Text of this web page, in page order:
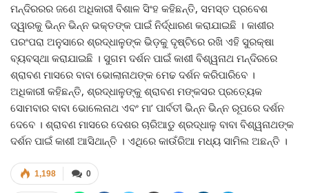
ମନ୍ଦିରରର ଜଣେ ଅଧିକାରୀ ବିଶାଳ ସିଂହ କହିଛନ୍ତି, ସମସ୍ତ ପ୍ରବେଶ
ଦ୍ୱାରକୁ ଭିନ୍ନ ଭିନ୍ନ ଭକ୍ତଙ୍କ ପାଇଁ ନିର୍ଦ୍ଧାରଣ କରାଯାଇଛି । କାଶୀର
ପରଂପରା ଅନୁସାରେ ଶ୍ରଦ୍ଧାଳୁଙ୍କ ଭିଡ଼କୁ ଦୃଷ୍ଟିରେ ରଖି ଏହି ସୁରକ୍ଷା
ବ୍ୟବସ୍ଥା କରାଯାଇଛି । ସୁଗମ ଦର୍ଶନ ପାଇଁ କାଶୀ ବିଶ୍ୱନାଥ ମନ୍ଦିରରେ
ଶ୍ରାବଣ ମାସରେ ବାବା ଭୋଲାନାଥଙ୍କ ମେଢ ଦର୍ଶନ କରିପାରିବେ ।
ଅଧିକାରୀ କହିଛନ୍ତି, ଶ୍ରଦ୍ଧାଳୁଙ୍କୁ ଶ୍ରାବଣ ମଙ୍କସର ପ୍ରତ୍ୟେକ
ସୋମବାର ବାବା ଭୋଲେନାଥ ଏବଂ ମା’ ପାର୍ବତୀ ଭିନ୍ନ ଭିନ୍ନ ରୂପରେ ଦର୍ଶନ
ଦେବେ । ଶ୍ରାବଣ ମାସରେ ଦେଶର ଚାରିଆଡୁ ଶ୍ରଦ୍ଧାଳୁ ବାବା ବିଶ୍ୱନାଥଙ୍କ
ଦର୍ଶନ ପାଇଁ କାଶୀ ଆସିଥାନ୍ତି । ଏଥିରେ କାଉଁରିଆ ମଧ୍ୟ ସାମିଲ ଅଛନ୍ତି ।
0
1,198